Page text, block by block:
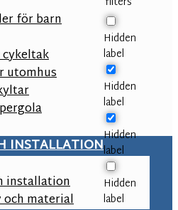
Hidden
label
Hidden
label
Hidden
label
Hidden
label
för barn
utomhus
INSTALLATION
installation
material